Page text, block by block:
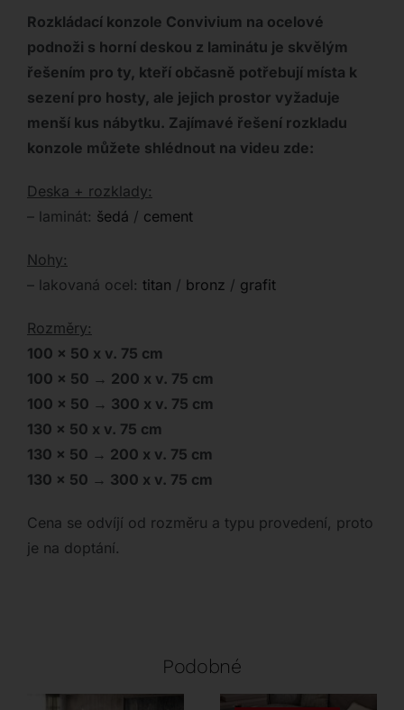
Rozkládací konzole Convivium na ocelové
podnoži s horní deskou z laminátu je skvělým
řešením pro ty, kteří občasně potřebují místa k
sezení pro hosty, ale jejich prostor vyžaduje
menší kus nábytku. Zajímavé řešení rozkladu
konzole můžete shlédnout na videu zde:
Deska + rozklady:
– laminát: šedá / cement
Nohy:
– lakovaná ocel: titan / bronz / grafit
Rozměry:
100 x 50 x v. 75 cm
100 x 50 → 200 x v. 75 cm
100 x 50 → 300 x v. 75 cm
130 x 50 x v. 75 cm
130 x 50 → 200 x v. 75 cm
130 x 50 → 300 x v. 75 cm
Cena se odvíjí od rozměru a typu provedení, proto
je na doptání.
Podobné